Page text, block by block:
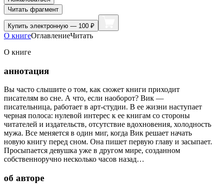
Читать фрагмент
Купить электронную — 100 ₽
О книгеОглавлениеЧитать
О книге
аннотация
Вы часто слышите о том, как сюжет книги приходит
писателям во сне. А что, если наоборот? Вик —
писательница, работает в арт-студии. В ее жизни наступает
черная полоса: нулевой интерес к ее книгам со стороны
читателей и издательств, отсутствие вдохновения, холодность
мужа. Все меняется в один миг, когда Вик решает начать
новую книгу перед сном. Она пишет первую главу и засыпает.
Просыпается девушка уже в другом мире, созданном
собственноручно несколько часов назад…
об авторе